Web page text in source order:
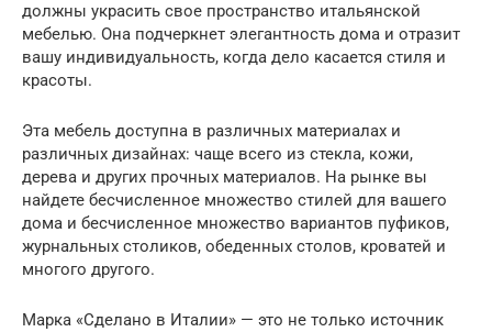
должны украсить свое пространство итальянской
мебелью. Она подчеркнет элегантность дома и отразит
вашу индивидуальность, когда дело касается стиля и
красоты.
Эта мебель доступна в различных материалах и
различных дизайнах: чаще всего из стекла, кожи,
дерева и других прочных материалов. На рынке вы
найдете бесчисленное множество стилей для вашего
дома и бесчисленное множество вариантов пуфиков,
журнальных столиков, обеденных столов, кроватей и
многого другого.
Марка «Сделано в Италии» — это не только источник